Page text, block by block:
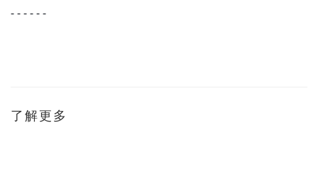
- - - - - -
了解更多